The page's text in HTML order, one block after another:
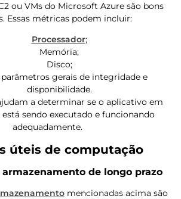
ou VMs do Microsoft Azure são bons
Essas métricas podem incluir:
Processador;
Memória;
Disco;
parâmetros gerais de integridade e
disponibilidade.
a determinar se o aplicativo em
sendo executado e funcionando
adequadamente.
úteis de computação
de longo prazo
mencionadas acima são